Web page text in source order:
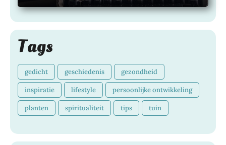
Tags
gedicht geschiedenis gezondheid
inspiratie lifestyle persoonlijke ontwikkeling
planten spiritualiteit tips tuin